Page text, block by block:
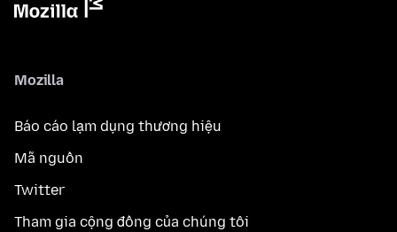
Mozilla
Báo cáo lạm dụng thương hiệu
Mã nguồn
Twitter
Tham gia cộng đồng của chúng tôi